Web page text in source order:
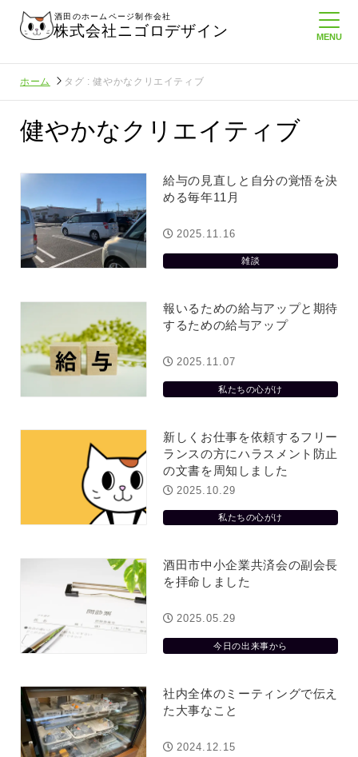
酒田のホームページ制作会社
株式会社ニゴロデザイン
ホーム タグ : 健やかなクリエイティブ
健やかなクリエイティブ
給与の見直しと自分の覚悟を決
める毎年11月
雑談
2025.11.16
報いるための給与アップと期待
するための給与アップ
私たちの心がけ
2025.11.07
新しくお仕事を依頼するフリー
ランスの方にハラスメント防止
の文書を周知しました
私たちの心がけ
2025.10.29
酒田市中小企業共済会の副会長
を拝命しました
今日の出来事から
2025.05.29
社内全体のミーティングで伝え
た大事なこと
2024.12.15
ロ通信を持
雨なんです
なくまちがい探しが変わります